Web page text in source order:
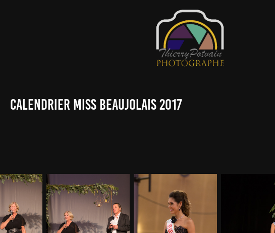
Calendrier Miss Beaujolais 2017